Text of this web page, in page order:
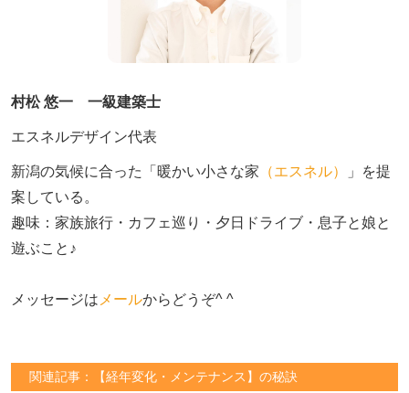
村松 悠一 一級建築士
エスネルデザイン代表
新潟の気候に合った「暖かい小さな家 （エスネル）
」を提
案している。
趣味：家族旅行・カフェ巡り・夕日ドライブ・息子と娘と
遊ぶこと♪
メッセージは メールからどうぞ^ ^
関連記事：【経年変化・メンテナンス】の秘訣